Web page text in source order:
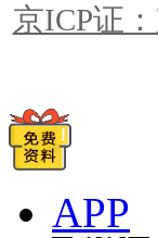
京ICP证
APP